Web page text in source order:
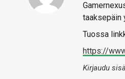
taaksepäin
Tuossa
https://
Kirjaudu